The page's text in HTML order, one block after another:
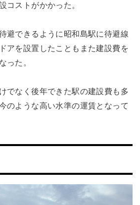
コストがかかった。
避できるように昭和島駅に待避線
アを設置したこともまた建設費を
った。
でなく後年できた駅の建設費も多
のような高い水準の運賃となって